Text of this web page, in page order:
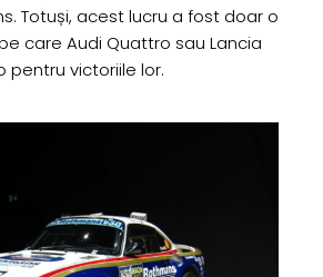
Totuși, acest lucru a fost doar o
care Audi Quattro sau Lancia
pentru victoriile lor.